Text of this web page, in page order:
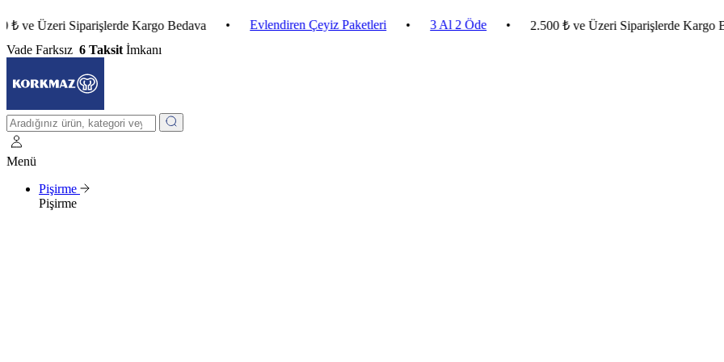
Siparişlerde Kargo Bedava • Evlendiren Çeyiz Paketleri • 3 Al 2 Öde • 2.500 ₺ ve Üzeri Siparişlerde Kargo Bedava
Vade Farksız 6 Taksit İmkanı
Menü
Pişirme
Pişirme